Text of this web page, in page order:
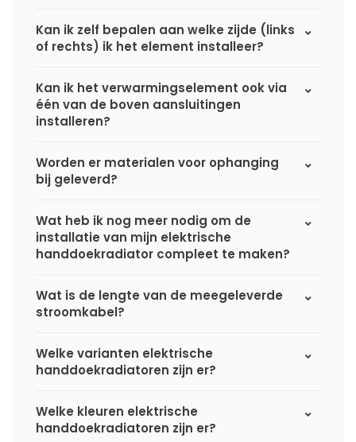
Kan ik zelf bepalen aan welke zijde (links
of rechts) ik het element installeer?
Kan ik het verwarmingselement ook via
één van de boven aansluitingen
installeren?
Worden er materialen voor ophanging
bij geleverd?
Wat heb ik nog meer nodig om de
installatie van mijn elektrische
handdoekradiator compleet te maken?
Wat is de lengte van de meegeleverde
stroomkabel?
Welke varianten elektrische
handdoekradiatoren zijn er?
Welke kleuren elektrische
handdoekradiatoren zijn er?